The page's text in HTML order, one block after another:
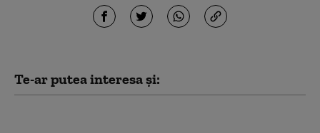
Te-ar putea interesa și: